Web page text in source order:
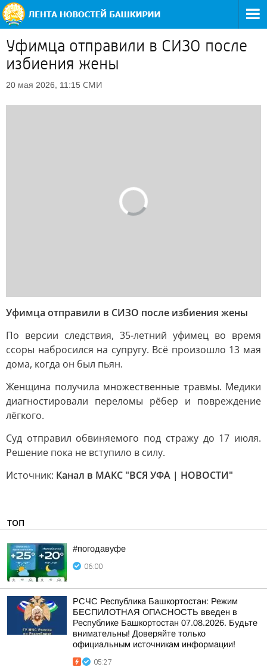
Уфимца отправили в СИЗО после
избиения жены
20 мая 2026, 11:15 СМИ
Уфимца отправили в СИЗО после избиения жены
По версии следствия, 35-летний уфимец во время
ссоры набросился на супругу. Всё произошло 13 мая
дома, когда он был пьян.
Женщина получила множественные травмы. Медики
диагностировали переломы рёбер и повреждение
лёгкого.
Суд отправил обвиняемого под стражу до 17 июля.
Решение пока не вступило в силу.
Источник: Канал в МАКС "ВСЯ УФА | НОВОСТИ"
ТОП
#погодавуфе
06:00
РСЧС Республика Башкортостан: Режим
БЕСПИЛОТНАЯ ОПАСНОСТЬ введен в
Республике Башкортостан 07.08.2026. Будьте
внимательны! Доверяйте только
официальным источникам информации!
05:27